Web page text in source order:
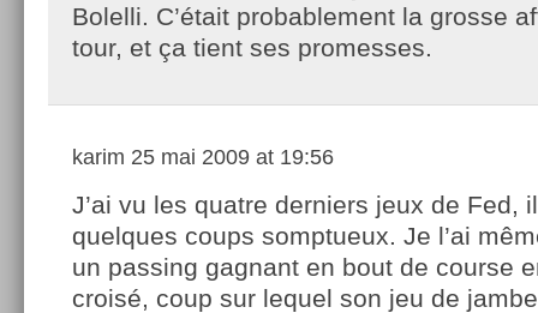
Bolelli. C’était probablement la grosse
tour, et ça tient ses promesses.
karim 25 mai 2009 at 19:56
J’ai vu les quatre derniers jeux de Fed,
quelques coups somptueux. Je l’ai
un passing gagnant en bout de course
croisé, coup sur lequel son jeu de